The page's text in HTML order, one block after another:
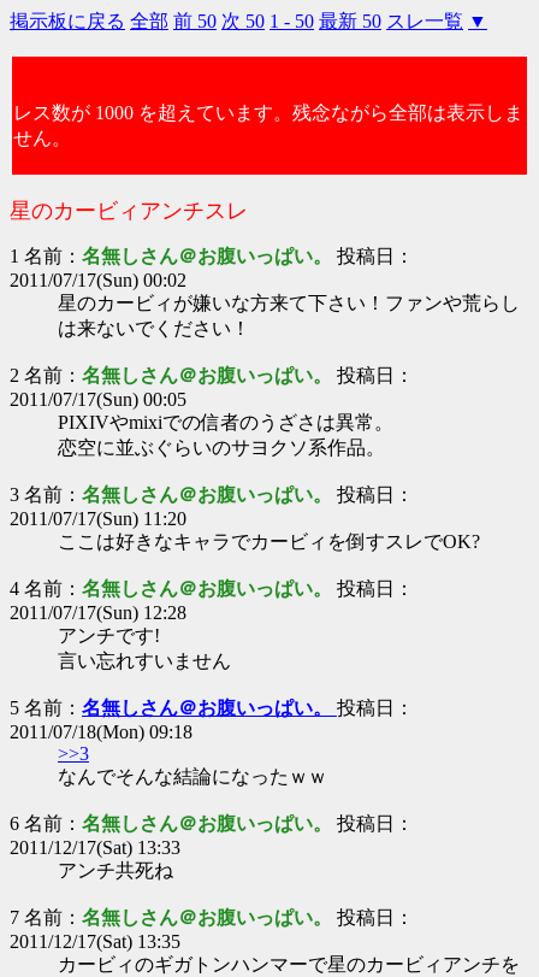
掲示板に戻る 全部 前 50 次 50 1 - 50 最新 50 スレ一覧 ▼
レス数が 1000 を超えています。残念ながら全部は表示しま
せん。
星のカービィアンチスレ
1 名前： 名無しさん＠お腹いっぱい。 投稿日：
2011/07/17(Sun) 00:02
星のカービィが嫌いな方来て下さい！ファンや荒らし
は来ないでください！
2 名前： 名無しさん＠お腹いっぱい。 投稿日：
2011/07/17(Sun) 00:05
PIXIVやmixiでの信者のうざさは異常。
恋空に並ぶぐらいのサヨクソ系作品。
3 名前： 名無しさん＠お腹いっぱい。 投稿日：
2011/07/17(Sun) 11:20
ここは好きなキャラでカービィを倒すスレでOK?
4 名前： 名無しさん＠お腹いっぱい。 投稿日：
2011/07/17(Sun) 12:28
アンチです!
言い忘れすいません
5 名前： 名無しさん＠お腹いっぱい。 投稿日：
2011/07/18(Mon) 09:18
>>3
なんでそんな結論になったｗｗ
6 名前： 名無しさん＠お腹いっぱい。 投稿日：
2011/12/17(Sat) 13:33
アンチ共死ね
7 名前： 名無しさん＠お腹いっぱい。 投稿日：
2011/12/17(Sat) 13:35
カービィのギガトンハンマーで星のカービィアンチを